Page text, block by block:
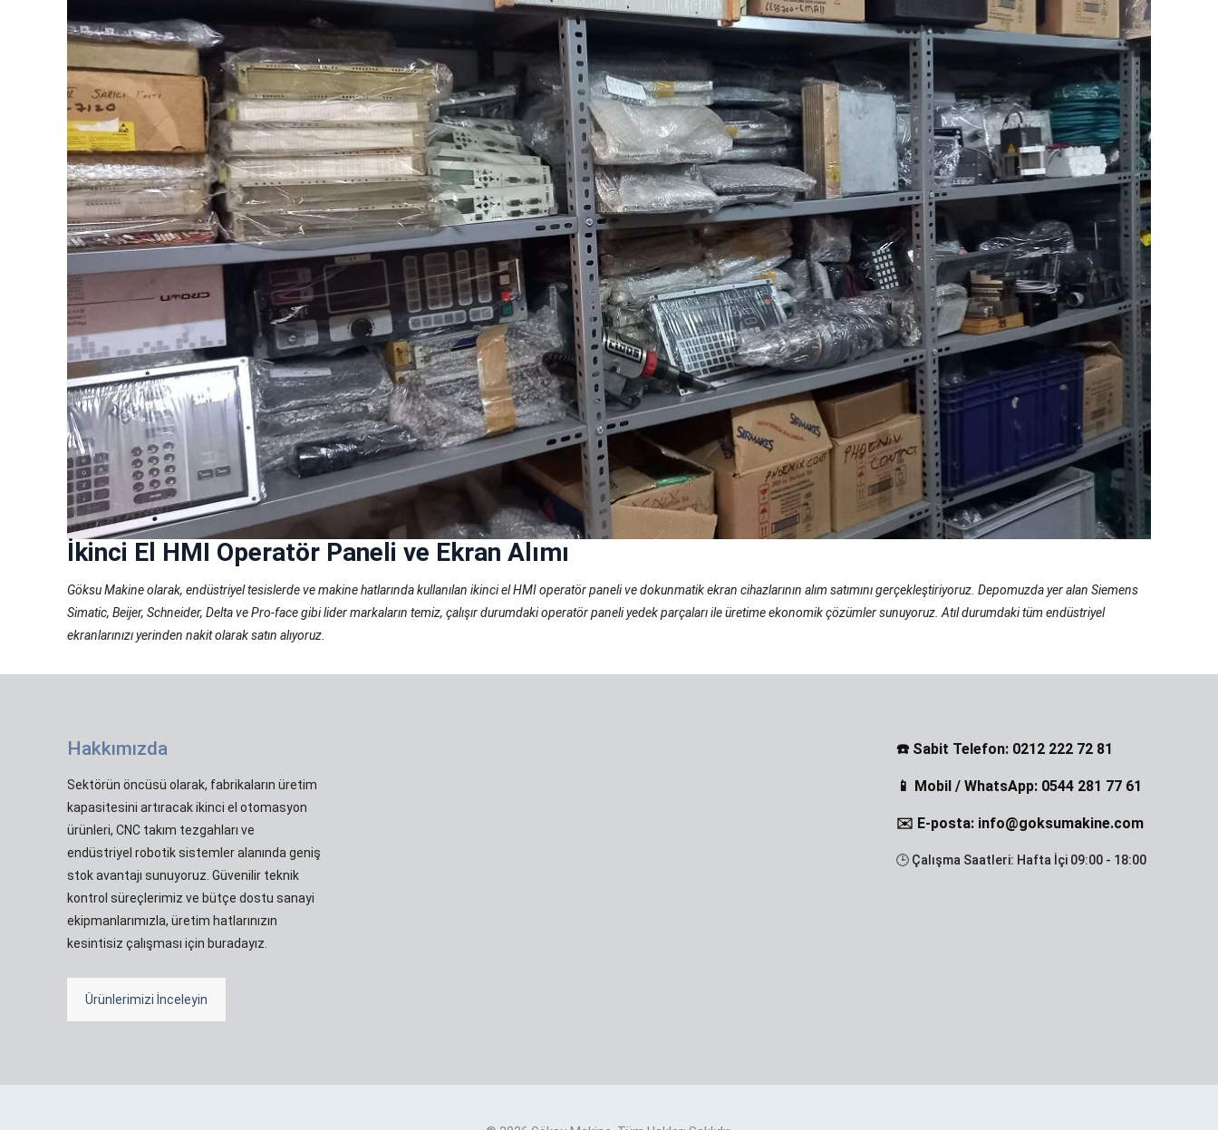
İkinci El HMI Operatör Paneli ve Ekran Alımı
Göksu Makine olarak, endüstriyel tesislerde ve makine hatlarında kullanılan ikinci el HMI operatör paneli ve dokunmatik ekran cihazlarının alım satımını gerçekleştiriyoruz. Depomuzda yer alan Siemens
Simatic, Beijer, Schneider, Delta ve Pro-face gibi lider markaların temiz, çalışır durumdaki operatör paneli yedek parçaları ile üretime ekonomik çözümler sunuyoruz. Atıl durumdaki tüm endüstriyel
ekranlarınızı yerinden nakit olarak satın alıyoruz.
Hakkımızda
Sektörün öncüsü olarak, fabrikaların üretim
kapasitesini artıracak ikinci el otomasyon
ürünleri, CNC takım tezgahları ve
endüstriyel robotik sistemler alanında geniş
stok avantajı sunuyoruz. Güvenilir teknik
kontrol süreçlerimiz ve bütçe dostu sanayi
ekipmanlarımızla, üretim hatlarınızın
kesintisiz çalışması için buradayız.
Ürünlerimizi İnceleyin
☎️ Sabit Telefon: 0212 222 72 81
📱 Mobil / WhatsApp: 0544 281 77 61
✉️ E-posta: info@goksumakine.com
🕒 Çalışma Saatleri: Hafta İçi 09:00 - 18:00